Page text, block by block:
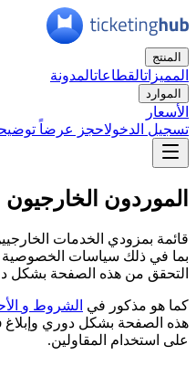
المنتج
المميزاتالقطاعاتالمدونة
الموارد
الأسعار
تسجيل الدخولاحجز عرضاً
الموردون الخارجيون
بما في ذلك سياسات الخصوصية
التحقق من هذه الصفحة بشكل
كما هو مذكور في الشروط و
على استخدام المقاولين.